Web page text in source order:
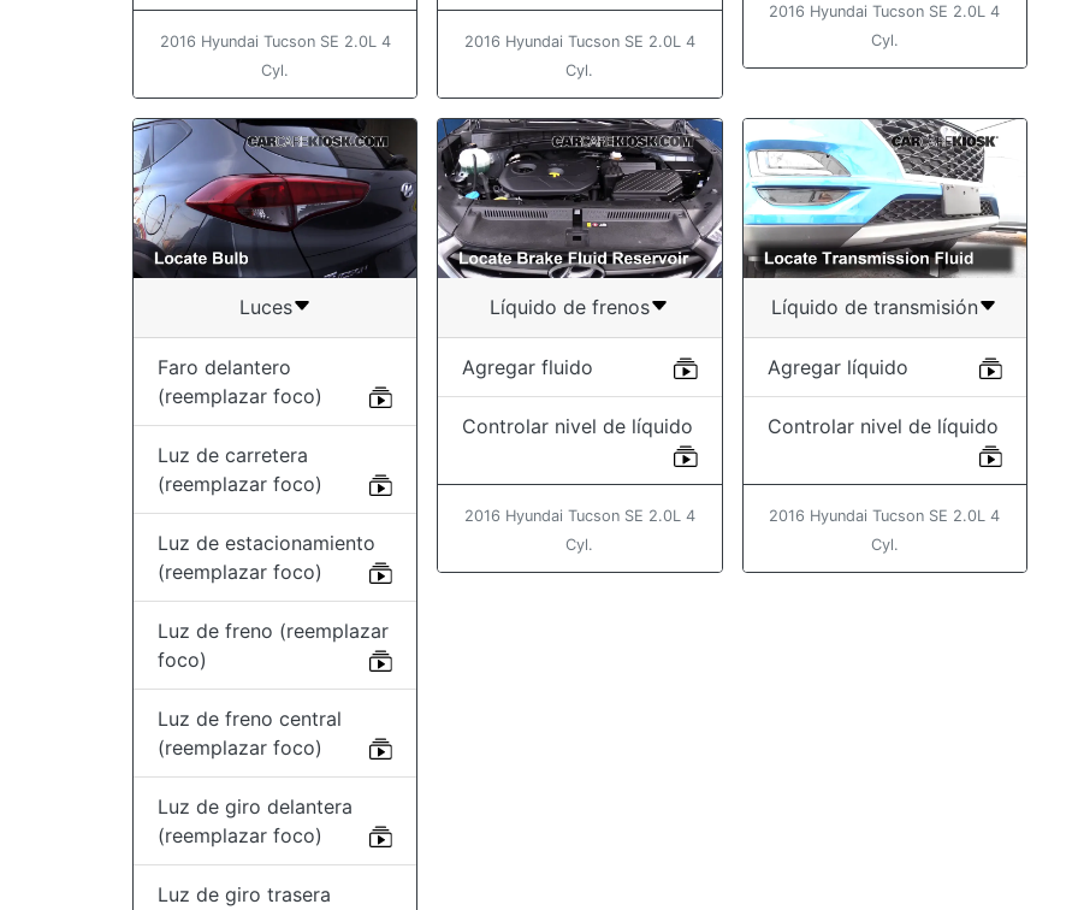
2016 Hyundai Tucson SE 2.0L 4
Cyl.
2016 Hyundai Tucson SE 2.0L 4
Cyl.
2016 Hyundai Tucson SE 2.0L 4
Cyl.
Luces
Faro delantero
(reemplazar foco)
Luz de carretera
(reemplazar foco)
Luz de estacionamiento
(reemplazar foco)
Luz de freno (reemplazar
foco)
Luz de freno central
(reemplazar foco)
Luz de giro delantera
(reemplazar foco)
Luz de giro trasera
Líquido de frenos
Agregar fluido
Controlar nivel de líquido
2016 Hyundai Tucson SE 2.0L 4
Cyl.
Líquido de transmisión
Agregar líquido
Controlar nivel de líquido
2016 Hyundai Tucson SE 2.0L 4
Cyl.